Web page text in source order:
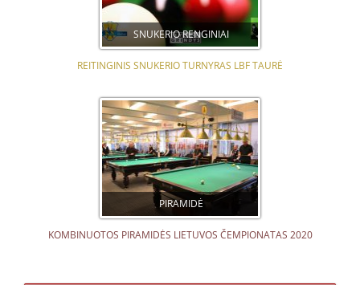
SNUKERIO RENGINIAI
REITINGINIS SNUKERIO TURNYRAS LBF TAURĖ
PIRAMIDĖ
KOMBINUOTOS PIRAMIDĖS LIETUVOS ČEMPIONATAS 2020